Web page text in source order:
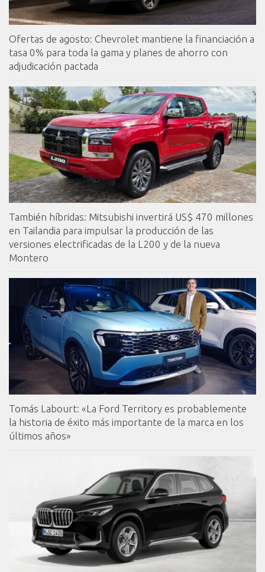
Ofertas de agosto: Chevrolet mantiene la financiación a
tasa 0% para toda la gama y planes de ahorro con
adjudicación pactada
También híbridas: Mitsubishi invertirá US$ 470 millones
en Tailandia para impulsar la producción de las
versiones electrificadas de la L200 y de la nueva
Montero
Tomás Labourt: «La Ford Territory es probablemente
la historia de éxito más importante de la marca en los
últimos años»